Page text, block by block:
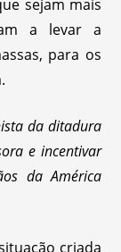
sejam mais
a levar a
para os
da ditadura
e incentivar
da América
criada